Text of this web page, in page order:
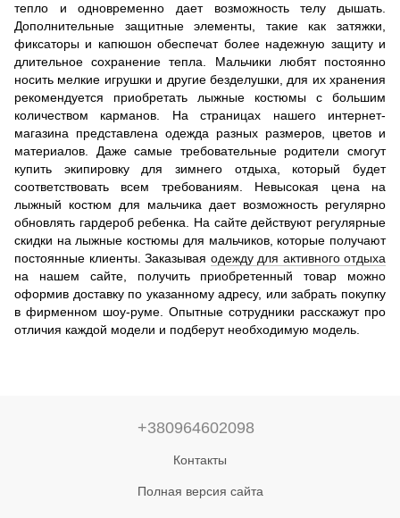
тепло и одновременно дает возможность телу дышать.
Дополнительные защитные элементы, такие как затяжки,
фиксаторы и капюшон обеспечат более надежную защиту и
длительное сохранение тепла. Мальчики любят постоянно
носить мелкие игрушки и другие безделушки, для их хранения
рекомендуется приобретать лыжные костюмы с большим
количеством карманов. На страницах нашего интернет-
магазина представлена одежда разных размеров, цветов и
материалов. Даже самые требовательные родители смогут
купить экипировку для зимнего отдыха, который будет
соответствовать всем требованиям. Невысокая цена на
лыжный костюм для мальчика дает возможность регулярно
обновлять гардероб ребенка. На сайте действуют регулярные
скидки на лыжные костюмы для мальчиков, которые получают
постоянные клиенты. Заказывая одежду для активного отдыха
на нашем сайте, получить приобретенный товар можно
оформив доставку по указанному адресу, или забрать покупку
в фирменном шоу-руме. Опытные сотрудники расскажут про
отличия каждой модели и подберут необходимую модель.
+380964602098
Контакты
Полная версия сайта